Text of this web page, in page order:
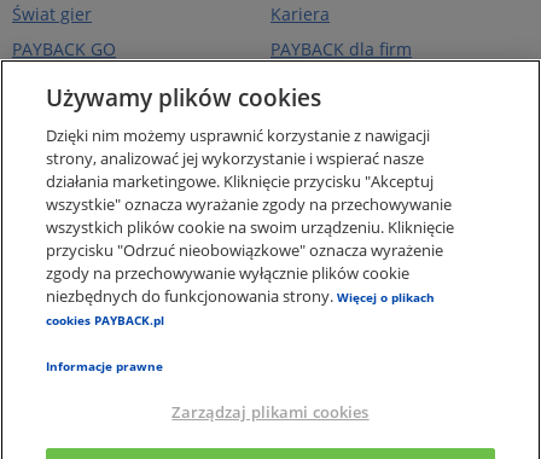
Świat gier
PAYBACK GO
Ceny paliw
Kariera
PAYBACK dla firm
PAYBACK Ekstra
O firmie
Pomoc i kontakt
Pogotowie Punktowe -
punkty za zakupy online
Regulaminy i Ochrona
Danych
Polityka plików Cookies
Używamy plików cookies
Dzięki nim możemy usprawnić korzystanie z nawigacji
strony, analizować jej wykorzystanie i wspierać nasze
działania marketingowe. Kliknięcie przycisku "Akceptuj
wszystkie" oznacza wyrażanie zgody na przechowywanie
wszystkich plików cookie na swoim urządzeniu. Kliknięcie
przycisku "Odrzuć nieobowiązkowe" oznacza wyrażenie
zgody na przechowywanie wyłącznie plików cookie
niezbędnych do funkcjonowania strony.Więcej o plikach
cookies PAYBACK.pl
Informacje prawne
Zarządzaj plikami cookies
×